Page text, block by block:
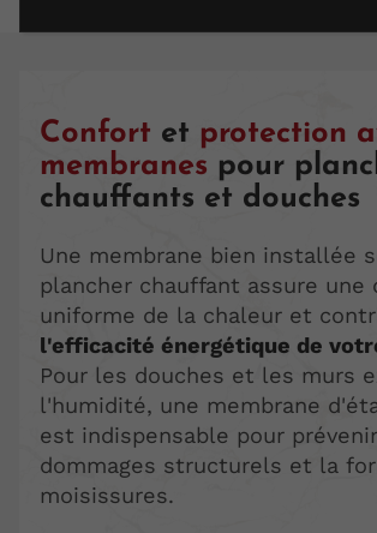
Confort et protection
membranes pour
chauffants et douches
Une membrane bien installée
plancher chauffant assure une
uniforme de la chaleur et
l'efficacité énergétique de
Pour les douches et les murs
l'humidité, une membrane
est indispensable pour
dommages structurels et la
moisissures.